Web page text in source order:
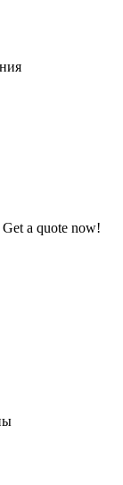
a quote now!